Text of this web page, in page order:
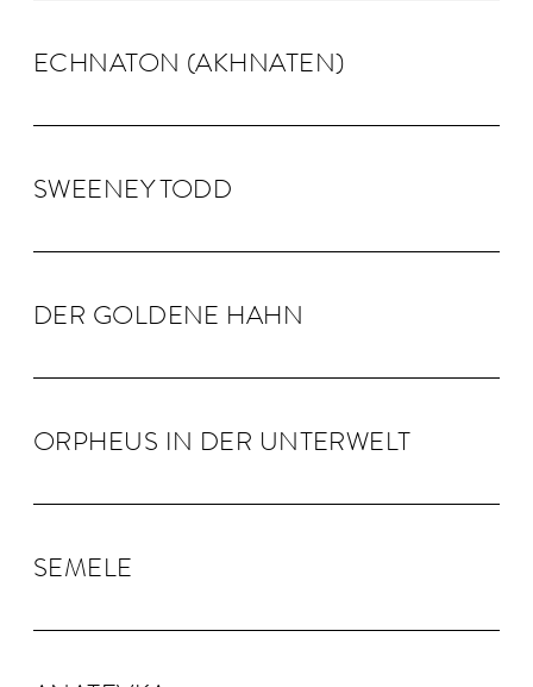
ECHNA­TON (AKHNA­TEN)
SWEENEY TODD
DER GOLDENE HAHN
OR­PHEUS IN DER UN­TER­WELT
SEMELE